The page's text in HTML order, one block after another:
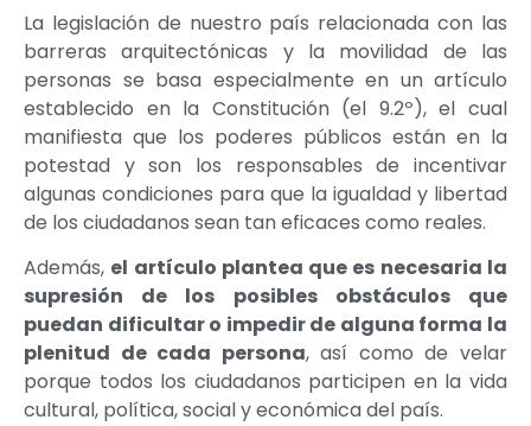
La legislación de nuestro país relacionada con las
barreras arquitectónicas y la movilidad de las
personas se basa especialmente en un artículo
establecido en la Constitución (el 9.2º), el cual
manifiesta que los poderes públicos están en la
potestad y son los responsables de incentivar
algunas condiciones para que la igualdad y libertad
de los ciudadanos sean tan eficaces como reales.
Además, el artículo plantea que es necesaria la
supresión de los posibles obstáculos que
puedan dificultar o impedir de alguna forma la
plenitud de cada persona, así como de velar
porque todos los ciudadanos participen en la vida
cultural, política, social y económica del país.